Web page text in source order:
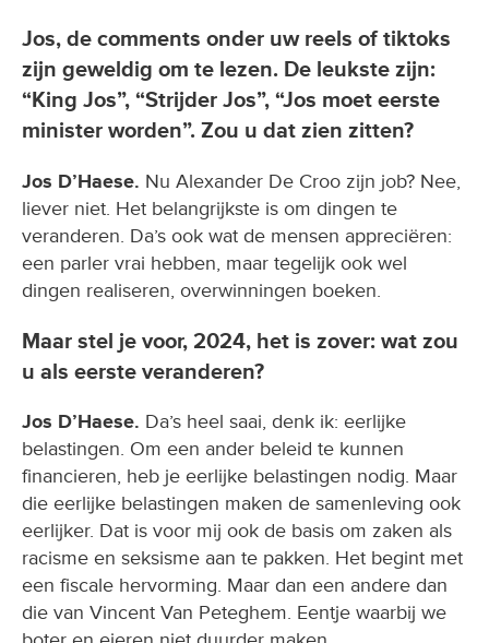
Jos, de comments onder uw reels of tiktoks
zijn geweldig om te lezen. De leukste zijn:
“King Jos”, “Strijder Jos”, “Jos moet eerste
minister worden”. Zou u dat zien zitten?
Jos D’Haese. Nu Alexander De Croo zijn job? Nee,
liever niet. Het belangrijkste is om dingen te
veranderen. Da’s ook wat de mensen appreciëren:
een parler vrai hebben, maar tegelijk ook wel
dingen realiseren, overwinningen boeken.
Maar stel je voor, 2024, het is zover: wat zou
u als eerste veranderen?
Jos D’Haese. Da’s heel saai, denk ik: eerlijke
belastingen. Om een ander beleid te kunnen
financieren, heb je eerlijke belastingen nodig. Maar
die eerlijke belastingen maken de samenleving ook
eerlijker. Dat is voor mij ook de basis om zaken als
racisme en seksisme aan te pakken. Het begint met
een fiscale hervorming. Maar dan een andere dan
die van Vincent Van Peteghem. Eentje waarbij we